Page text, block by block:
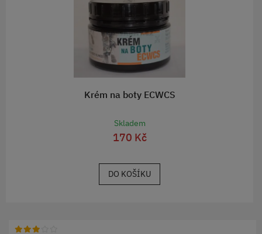
Krém na boty ECWCS
Skladem
170 Kč
DO KOŠÍKU